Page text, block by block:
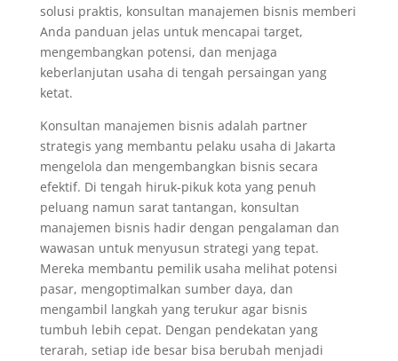
solusi praktis, konsultan manajemen bisnis memberi
Anda panduan jelas untuk mencapai target,
mengembangkan potensi, dan menjaga
keberlanjutan usaha di tengah persaingan yang
ketat.
Konsultan manajemen bisnis adalah partner
strategis yang membantu pelaku usaha di Jakarta
mengelola dan mengembangkan bisnis secara
efektif. Di tengah hiruk-pikuk kota yang penuh
peluang namun sarat tantangan, konsultan
manajemen bisnis hadir dengan pengalaman dan
wawasan untuk menyusun strategi yang tepat.
Mereka membantu pemilik usaha melihat potensi
pasar, mengoptimalkan sumber daya, dan
mengambil langkah yang terukur agar bisnis
tumbuh lebih cepat. Dengan pendekatan yang
terarah, setiap ide besar bisa berubah menjadi